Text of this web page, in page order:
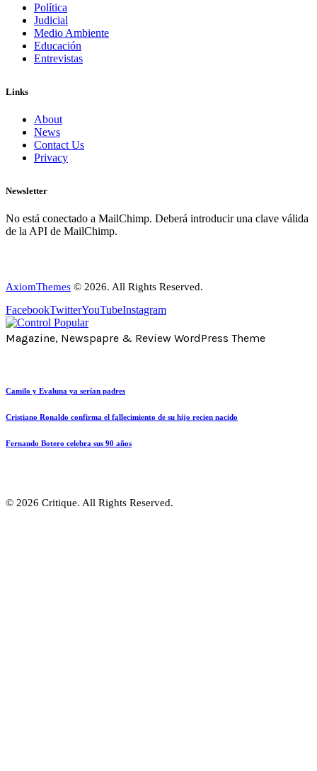
Política
Judicial
Medio Ambiente
Educación
Entrevistas
Links
About
News
Contact Us
Privacy
Newsletter
No está conectado a MailChimp. Deberá introducir una clave válida
de la API de MailChimp.
AxiomThemes © 2026. All Rights Reserved.
FacebookTwitterYouTubeInstagram
Magazine, Newspapre & Review WordPress Theme
Camilo y Evaluna ya serían padres
Cristiano Ronaldo confirma el fallecimiento de su hijo recien nacido
Fernando Botero celebra sus 90 años
© 2026 Critique. All Rights Reserved.